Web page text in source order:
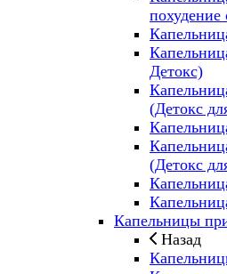
Детокс)
(Детокс
(Детокс
Капельницы
Назад